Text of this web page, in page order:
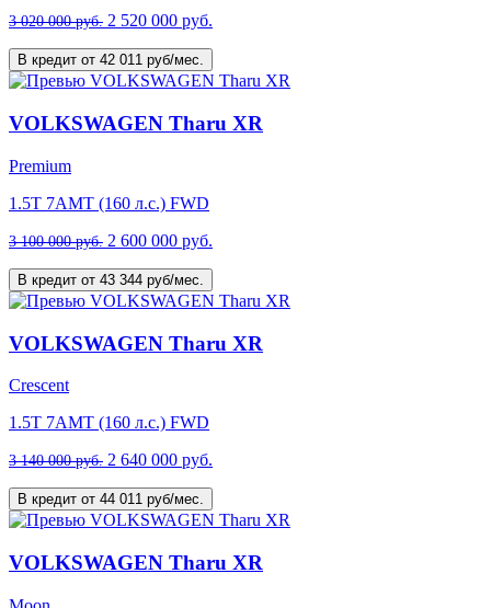
3 020 000 руб. 2 520 000 руб.
В кредит от 42 011 руб/мес.
VOLKSWAGEN Tharu XR
Premium
1.5T 7AMT (160 л.с.) FWD
3 100 000 руб. 2 600 000 руб.
В кредит от 43 344 руб/мес.
VOLKSWAGEN Tharu XR
Crescent
1.5T 7AMT (160 л.с.) FWD
3 140 000 руб. 2 640 000 руб.
В кредит от 44 011 руб/мес.
VOLKSWAGEN Tharu XR